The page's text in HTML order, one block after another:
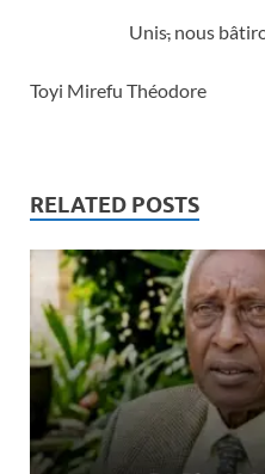
Unis,nous
Toyi Mirefu Théodore
RELATED POSTS